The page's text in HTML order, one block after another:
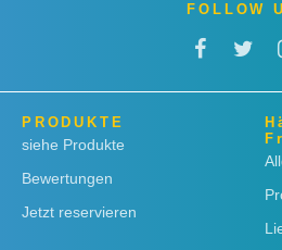
FOLLOW
PRODUKTE
siehe Produkte
Bewertungen
Jetzt reservieren